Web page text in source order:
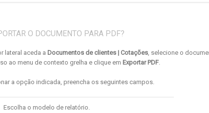
O DOCUMENTO PARA PDF?
lateral aceda a Documentos de clientes | Cotações, selecione o
ao menu de contexto grelha e clique em Exportar PDF.
a opção indicada, preencha os seguintes campos.
Escolha o modelo de relatório.